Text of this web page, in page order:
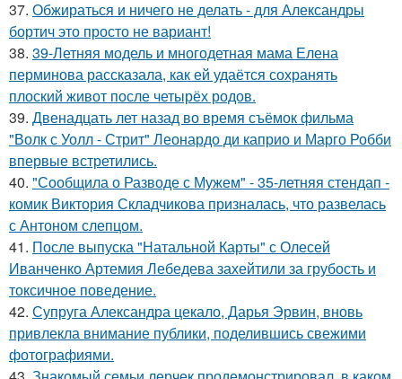
37. Обжираться и ничего не делать - для Александры
бортич это просто не вариант!
38. 39-Летняя модель и многодетная мама Елена
перминова рассказала, как ей удаётся сохранять
плоский живот после четырёх родов.
39. Двенадцать лет назад во время съёмок фильма
"Волк с Уолл - Стрит" Леонардо ди каприо и Марго Робби
впервые встретились.
40. "Сообщила о Разводе с Мужем" - 35-летняя стендап -
комик Виктория Складчикова призналась, что развелась
с Антоном слепцом.
41. После выпуска "Натальной Карты" с Олесей
Иванченко Артемия Лебедева захейтили за грубость и
токсичное поведение.
42. Супруга Александра цекало, Дарья Эрвин, вновь
привлекла внимание публики, поделившись свежими
фотографиями.